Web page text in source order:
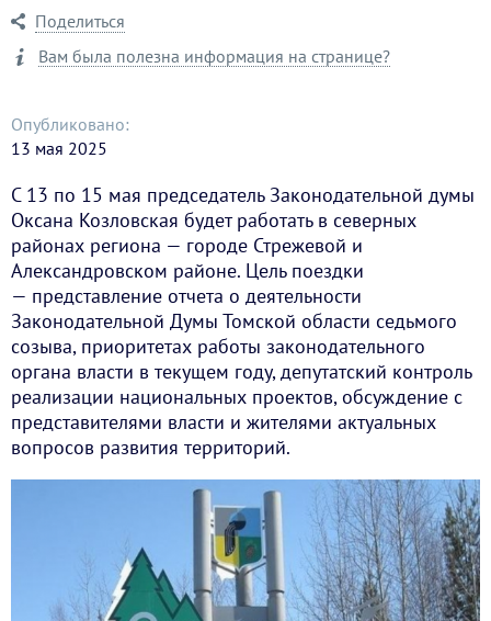
Поделиться
Вам была полезна информация на странице?
Опубликовано:
13 мая 2025
С 13 по 15 мая председатель Законодательной думы
Оксана Козловская будет работать в северных
районах региона — городе Стрежевой и
Александровском районе. Цель поездки
— представление отчета о деятельности
Законодательной Думы Томской области седьмого
созыва, приоритетах работы законодательного
органа власти в текущем году, депутатский контроль
реализации национальных проектов, обсуждение с
представителями власти и жителями актуальных
вопросов развития территорий.